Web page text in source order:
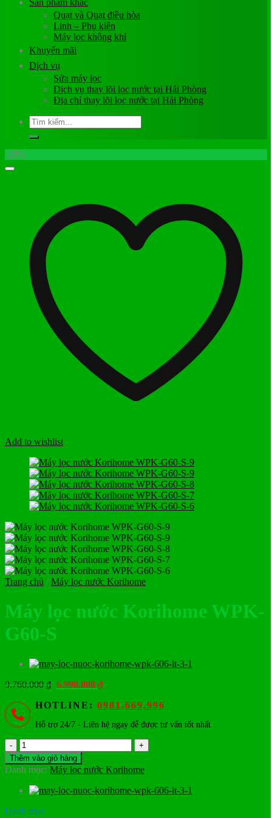
Sản phẩm khác
Quạt và Quạt điều hòa
Linh – Phụ kiện
Máy lọc không khí
Khuyến mãi
Dịch vụ
Sửa máy lọc
Dịch vụ thay lõi lọc nước tại Hải Phòng
Địa chỉ thay lõi lọc nước tại Hải Phòng
Tìm
kiếm:
-28%
Add to wishlist
Trang chủ / Máy lọc nước Korihome
Máy lọc nước Korihome WPK-
G60-S
9.760.000₫ Giá
là:
6.990.000 ₫Giá
tại
6.990.000 ₫.
HOTLINE: 0981.669.996
Hỗ trợ 24/7 - Liên hệ ngay để được tư vấn tốt nhất
Máy
lọc
nước
Korihome
WPK-
G60-
S
Thêm vào giỏ hàng
Danh mục: Máy lọc nước Korihome
Danh mục